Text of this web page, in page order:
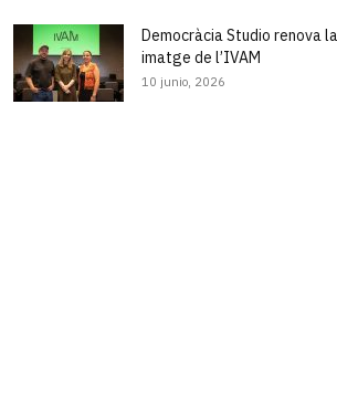
Democràcia Studio renova la
imatge de l’IVAM
10 junio, 2026